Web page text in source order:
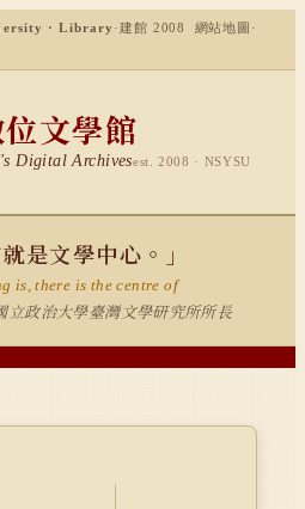
· Library ·建館 2008 網站地圖 ·
文學館
Digital Archivesest. 2008 · NSYSU
是文學中心。」
is, there is the centre of
政治大學臺灣文學研究所所長